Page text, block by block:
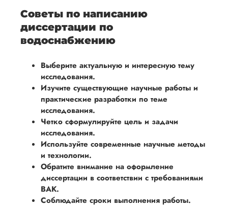
Советы по написанию
диссертации по
водоснабжению
Выберите актуальную и интересную тему
исследования.
Изучите существующие научные работы и
практические разработки по теме
исследования.
Четко сформулируйте цель и задачи
исследования.
Используйте современные научные методы
и технологии.
Обратите внимание на оформление
диссертации в соответствии с требованиями
ВАК.
Соблюдайте сроки выполнения работы.